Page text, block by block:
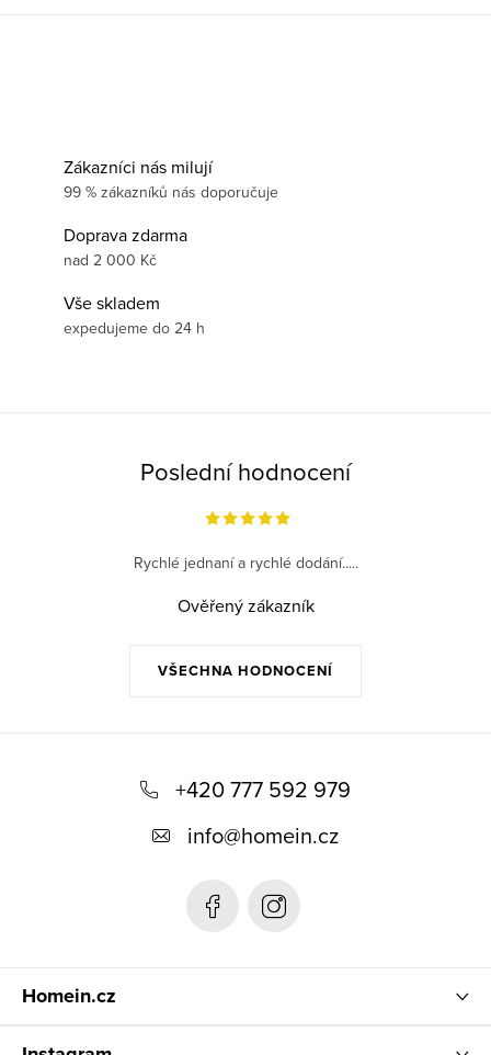
Zákazníci nás milují
99 % zákazníků nás doporučuje
Doprava zdarma
nad 2 000 Kč
Vše skladem
expedujeme do 24 h
Poslední hodnocení
VŠECHNA HODNOCENÍ
Rychlé jednaní a rychlé dodání.....
Ověřený zákazník
+420 777 592 979
info@homein.cz
Homein.cz